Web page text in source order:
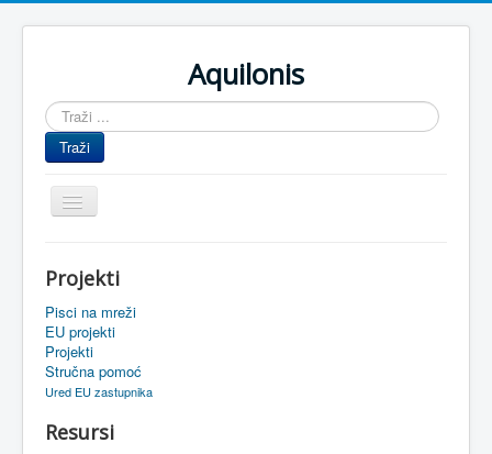
Aquilonis
Traži
...
Traži
Prikaz/Sakrivanje
navigacije
Upravljanje znanjem
Obrazovanje
Upravljanje projektima
Oaza
Projekti
Pisci na mreži
EU projekti
Projekti
Stručna pomoć
Ured EU zastupnika
Resursi